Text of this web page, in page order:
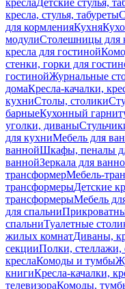
креслаДетские стулья,
кресла, стулья, табуреты
для кормленияКухня
модулиСтолешницы для
кресла для гостиной
стенки, горки для
гостинойЖурнальные
домаКресла-качалки,
кухниСтолы, столики
барныеКухонный
уголки, диваны
для кухниМебель для
ваннойШкафы, пеналы
ваннойЗеркала для
трансформерМебель-
трансформерыДетские
трансформерыМебель
для спальни
спальниТуалетные
жилых комнатДиваны,
секцииПолки, стеллажи,
креслаКомоды и тумбы
книгиКресла-качалки,
телевизораКомоды,